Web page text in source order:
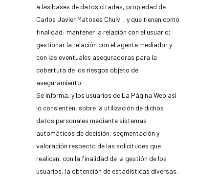
a las bases de datos citadas, propiedad de
Carlos Javier Matoses Chulvi , y que tienen como
finalidad: mantener la relación con el usuario;
gestionar la relación con el agente mediador y
con las eventuales aseguradoras para la
cobertura de los riesgos objeto de
aseguramiento.
Se informa, y los usuarios de La Página Web así
lo consienten, sobre la utilización de dichos
datos personales mediante sistemas
automáticos de decisión, segmentación y
valoración respecto de las solicitudes que
realicen, con la finalidad de la gestión de los
usuarios, la obtención de estadísticas diversas,